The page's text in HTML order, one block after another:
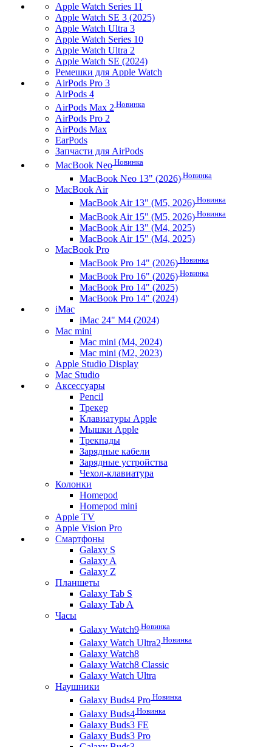
Apple Watch Series 11
Apple Watch SE 3 (2025)
Apple Watch Ultra 3
Apple Watch Series 10
Apple Watch Ultra 2
Apple Watch SE (2024)
Ремешки для Apple Watch
AirPods Pro 3
AirPods 4
AirPods Max 2 Новинка
AirPods Pro 2
AirPods Max
EarPods
Запчасти для AirPods
MacBook Neo Новинка
MacBook Neo 13" (2026) Новинка
MacBook Air
MacBook Air 13" (M5, 2026) Новинка
MacBook Air 15" (M5, 2026) Новинка
MacBook Air 13" (M4, 2025)
MacBook Air 15" (M4, 2025)
MacBook Pro
MacBook Pro 14" (2026) Новинка
MacBook Pro 16" (2026) Новинка
MacBook Pro 14" (2025)
MacBook Pro 14" (2024)
iMac
iMac 24" M4 (2024)
Mac mini
Mac mini (M4, 2024)
Mac mini (M2, 2023)
Apple Studio Display
Mac Studio
Аксессуары
Pencil
Трекер
Клавиатуры Apple
Мышки Apple
Трекпады
Зарядные кабели
Зарядные устройства
Чехол-клавиатура
Колонки
Homepod
Homepod mini
Apple TV
Apple Vision Pro
Смартфоны
Galaxy S
Galaxy A
Galaxy Z
Планшеты
Galaxy Tab S
Galaxy Tab A
Часы
Galaxy Watch9 Новинка
Galaxy Watch Ultra2 Новинка
Galaxy Watch8
Galaxy Watch8 Classic
Galaxy Watch Ultra
Наушники
Galaxy Buds4 Pro Новинка
Galaxy Buds4 Новинка
Galaxy Buds3 FE
Galaxy Buds3 Pro